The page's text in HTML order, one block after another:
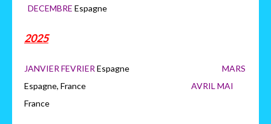
DECEMBRE Espagne
2025
JANVIER FEVRIER Espagne MARS
Espagne, France AVRIL MAI
France